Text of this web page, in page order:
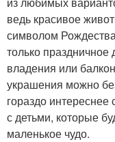
ведь красивое
символом
только праздничное
владения или
украшения можно
гораздо интереснее
с детьми, которые
маленькое чудо.